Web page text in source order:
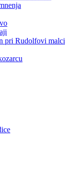
pri Rudolfovi malci